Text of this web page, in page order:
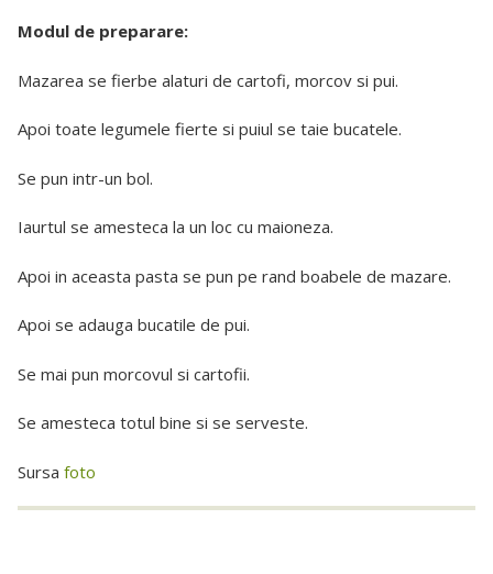
Modul de preparare:
Mazarea se fierbe alaturi de cartofi, morcov si pui.
Apoi toate legumele fierte si puiul se taie bucatele.
Se pun intr-un bol.
Iaurtul se amesteca la un loc cu maioneza.
Apoi in aceasta pasta se pun pe rand boabele de mazare.
Apoi se adauga bucatile de pui.
Se mai pun morcovul si cartofii.
Se amesteca totul bine si se serveste.
Sursa foto